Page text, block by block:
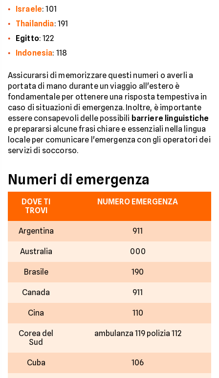
Israele: 101
Thailandia: 191
Egitto: 122
Indonesia: 118
Assicurarsi di memorizzare questi numeri o averli a
portata di mano durante un viaggio all'estero è
fondamentale per ottenere una risposta tempestiva in
caso di situazioni di emergenza. Inoltre, è importante
essere consapevoli delle possibili barriere linguistiche
e prepararsi alcune frasi chiare e essenziali nella lingua
locale per comunicare l'emergenza con gli operatori dei
servizi di soccorso.
Numeri di emergenza
DOVE TI
TROVI
NUMERO EMERGENZA
Argentina 911
Australia 000
Brasile 190
Canada 911
Cina 110
Corea del
Sud
ambulanza 119 polizia 112
Cuba 106